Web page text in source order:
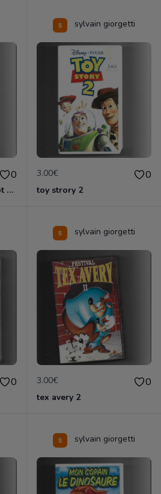
0
blanche neige et les sept nains
sylvain giorgetti
3.00€ 0
toy strory 2
0
sylvain giorgetti
3.00€ 0
tex avery 2
sylvain giorgetti